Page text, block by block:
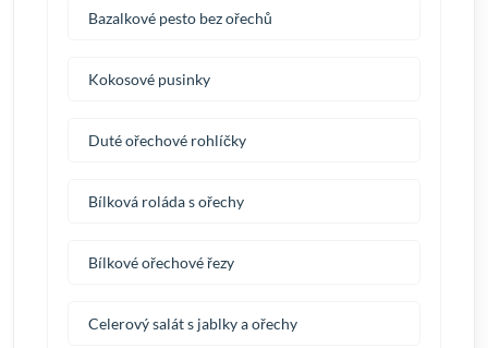
Bazalkové pesto bez ořechů
Kokosové pusinky
Duté ořechové rohlíčky
Bílková roláda s ořechy
Bílkové ořechové řezy
Celerový salát s jablky a ořechy